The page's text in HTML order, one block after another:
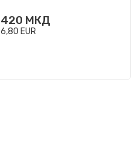
420 МКД
6,80 EUR